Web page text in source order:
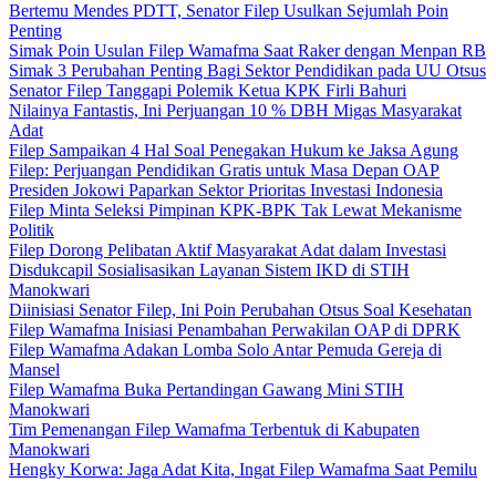
Bertemu Mendes PDTT, Senator Filep Usulkan Sejumlah Poin
Penting
Simak Poin Usulan Filep Wamafma Saat Raker dengan Menpan RB
Simak 3 Perubahan Penting Bagi Sektor Pendidikan pada UU Otsus
Senator Filep Tanggapi Polemik Ketua KPK Firli Bahuri
Nilainya Fantastis, Ini Perjuangan 10 % DBH Migas Masyarakat
Adat
Filep Sampaikan 4 Hal Soal Penegakan Hukum ke Jaksa Agung
Filep: Perjuangan Pendidikan Gratis untuk Masa Depan OAP
Presiden Jokowi Paparkan Sektor Prioritas Investasi Indonesia
Filep Minta Seleksi Pimpinan KPK-BPK Tak Lewat Mekanisme
Politik
Filep Dorong Pelibatan Aktif Masyarakat Adat dalam Investasi
Disdukcapil Sosialisasikan Layanan Sistem IKD di STIH
Manokwari
Diinisiasi Senator Filep, Ini Poin Perubahan Otsus Soal Kesehatan
Filep Wamafma Inisiasi Penambahan Perwakilan OAP di DPRK
Filep Wamafma Adakan Lomba Solo Antar Pemuda Gereja di
Mansel
Filep Wamafma Buka Pertandingan Gawang Mini STIH
Manokwari
Tim Pemenangan Filep Wamafma Terbentuk di Kabupaten
Manokwari
Hengky Korwa: Jaga Adat Kita, Ingat Filep Wamafma Saat Pemilu